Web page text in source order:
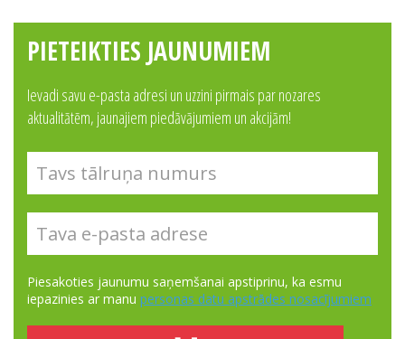
PIETEIKTIES JAUNUMIEM
Ievadi savu e-pasta adresi un uzzini pirmais par nozares
aktualitātēm, jaunajiem piedāvājumiem un akcijām!
Piesakoties jaunumu saņemšanai apstiprinu, ka esmu
iepazinies ar manu personas datu apstrādes nosacījumiem